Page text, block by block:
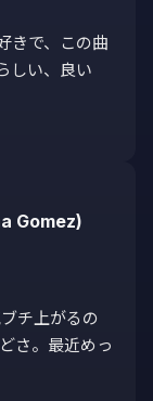
きで、この曲
しい、良い
Gomez)
チ上がるの
さ。最近めっ